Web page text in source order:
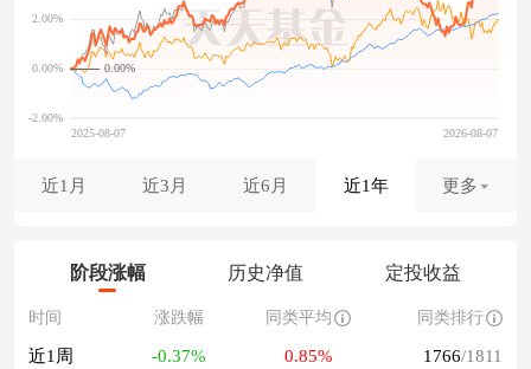
0.00%
近1月 近3月 近6月 近1年 更多
阶段涨幅 历史净值 定投收益
时间 涨跌幅 同类平均 同类排行
近1周 -0.37% 0.85% 1766/1811